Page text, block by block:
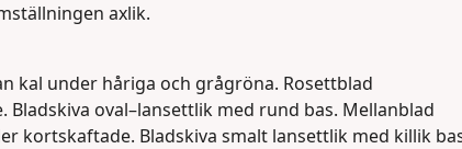
axlik.
kal under håriga och grågröna. Rosettblad
Bladskiva oval–lansettlik med rund bas. Mellanblad
kortskaftade. Bladskiva smalt lansettlik med killik